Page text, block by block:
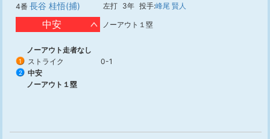
4番 長谷 桂悟(捕) 左打 3年 投手:峰尾 賢人
中安 ノーアウト１塁
ノーアウト走者なし
1 ストライク 0-1
2
中安
ノーアウト１塁